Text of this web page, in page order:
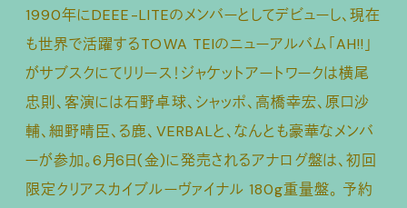
1990年にDEEE-LITEのメンバーとしてデビューし、現在
も世界で活躍するTOWA TEIのニューアルバム「AH!!」
がサブスクにてリリース！ジャケットアートワークは横尾
忠則、客演には石野卓球、シャッポ、高橋幸宏、原口沙
輔、細野晴臣、る鹿、VERBALと、なんとも豪華なメンバ
ーが参加。6月6日(金)に発売されるアナログ盤は、初回
限定クリアスカイブルーヴァイナル 180g重量盤。 予約